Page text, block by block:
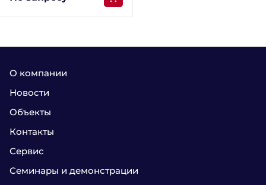
О компании
Новости
Объекты
Контакты
Сервис
Семинары и демонстрации